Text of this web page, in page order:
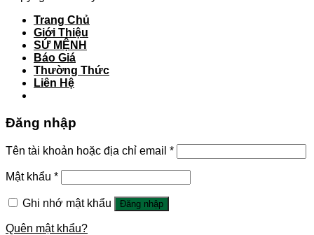
Trang Chủ
Giới Thiệu
SỨ MỆNH
Báo Giá
Thường Thức
Liên Hệ
Đăng nhập
Tên tài khoản hoặc địa chỉ email *
Mật khẩu *
Ghi nhớ mật khẩu Đăng nhập
Quên mật khẩu?